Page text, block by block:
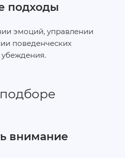
подходы
эмоций, управлении
поведенческих
убеждения.
внимание